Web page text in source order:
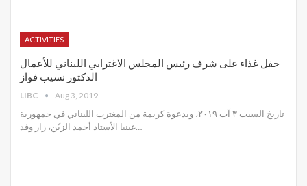
ACTIVITIES
حفل غذاء على شرف رئيس المجلس الاغترابي اللبناني للأعمال
الدكتور نسيب فواز
LIBC Aug 3, 2019
تاريخ السبت ٣ آب ٢٠١٩، وبدعوة كريمة من المغترب اللبناني في جمهورية
غينيا الأستاذ أحمد الزيّن، زار وفد…